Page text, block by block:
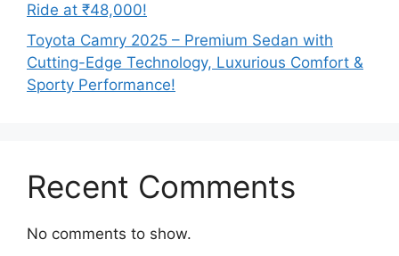
Ride at ₹48,000!
Toyota Camry 2025 – Premium Sedan with
Cutting-Edge Technology, Luxurious Comfort &
Sporty Performance!
Recent Comments
No comments to show.